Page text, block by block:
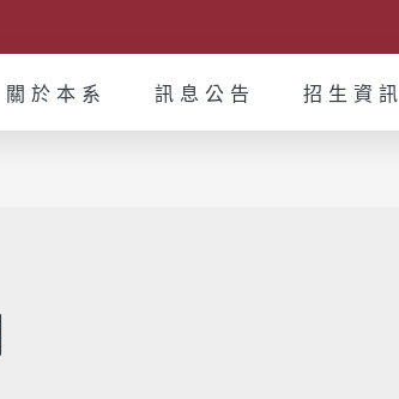
關於本系 訊息公告 招生資訊